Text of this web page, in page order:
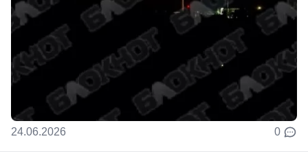
24.06.2026 0